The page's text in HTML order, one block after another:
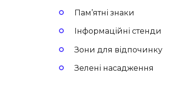
Пам’ятні знаки
Інформаційні стенди
Зони для відпочинку
Зелені насадження